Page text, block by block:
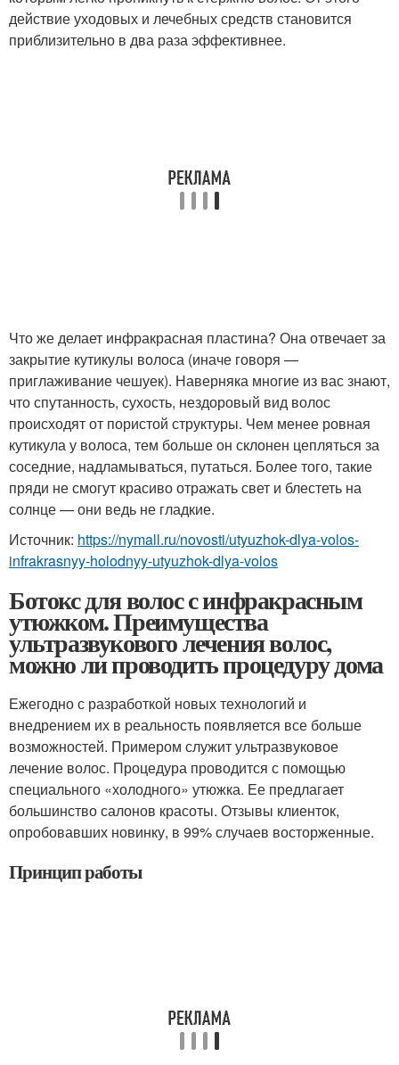
действие уходовых и лечебных средств становится
приблизительно в два раза эффективнее.
Что же делает инфракрасная пластина? Она отвечает за
закрытие кутикулы волоса (иначе говоря —
приглаживание чешуек). Наверняка многие из вас знают,
что спутанность, сухость, нездоровый вид волос
происходят от пористой структуры. Чем менее ровная
кутикула у волоса, тем больше он склонен цепляться за
соседние, надламываться, путаться. Более того, такие
пряди не смогут красиво отражать свет и блестеть на
солнце — они ведь не гладкие.
Источник: https://nymall.ru/novosti/utyuzhok-dlya-volos-
infrakrasnyy-holodnyy-utyuzhok-dlya-volos
Ботокс для волос с инфракрасным
утюжком. Преимущества
ультразвукового лечения волос,
можно ли проводить процедуру дома
Ежегодно с разработкой новых технологий и
внедрением их в реальность появляется все больше
возможностей. Примером служит ультразвуковое
лечение волос. Процедура проводится с помощью
специального «холодного» утюжка. Ее предлагает
большинство салонов красоты. Отзывы клиенток,
опробовавших новинку, в 99% случаев восторженные.
Принцип работы